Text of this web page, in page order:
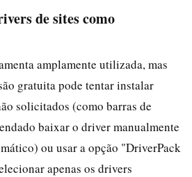
de sites como
amplamente utilizada, mas
gratuita pode tentar instalar
solicitados (como barras de
baixar o driver manualmente
ou usar a opção "DriverPack
apenas os drivers